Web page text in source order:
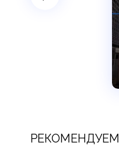
РЕКОМЕНДУЕМ